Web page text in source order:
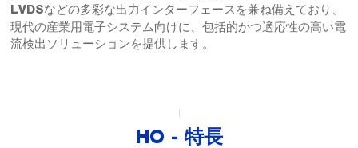
LVDSなどの多彩な出力インターフェースを兼ね備えており、
現代の産業用電子システム向けに、包括的かつ適応性の高い電
流検出ソリューションを提供します。
HO - 特長